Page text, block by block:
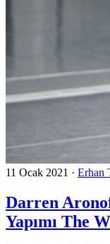
11 Ocak 2021 · Erhan
Darren
Yapımı The